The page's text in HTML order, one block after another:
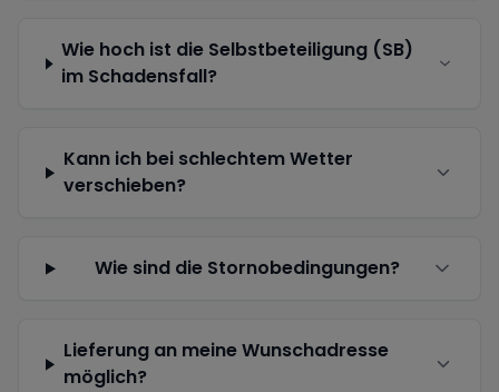
Wie hoch ist die Selbstbeteiligung (SB)
im Schadensfall?
Kann ich bei schlechtem Wetter
verschieben?
Wie sind die Stornobedingungen?
Lieferung an meine Wunschadresse
möglich?